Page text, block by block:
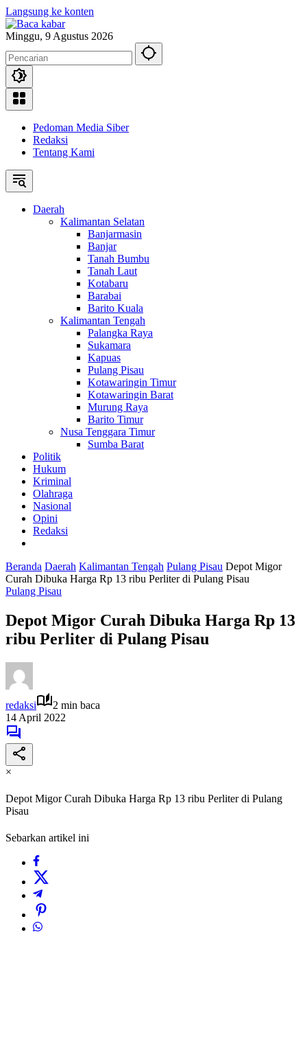
Langsung ke konten
Minggu, 9 Agustus 2026
Pedoman Media Siber
Redaksi
Tentang Kami
Daerah
Kalimantan Selatan
Banjarmasin
Banjar
Tanah Bumbu
Tanah Laut
Kotabaru
Barabai
Barito Kuala
Kalimantan Tengah
Palangka Raya
Sukamara
Kapuas
Pulang Pisau
Kotawaringin Timur
Kotawaringin Barat
Murung Raya
Barito Timur
Nusa Tenggara Timur
Sumba Barat
Politik
Hukum
Kriminal
Olahraga
Nasional
Opini
Redaksi
Beranda Daerah Kalimantan Tengah Pulang Pisau Depot Migor
Curah Dibuka Harga Rp 13 ribu Perliter di Pulang Pisau
Pulang Pisau
Depot Migor Curah Dibuka Harga Rp 13
ribu Perliter di Pulang Pisau
redaksi
2 min baca
14 April 2022
×
Depot Migor Curah Dibuka Harga Rp 13 ribu Perliter di Pulang
Pisau
Sebarkan artikel ini